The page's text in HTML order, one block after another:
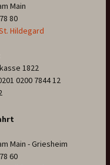
Main
80
Hildegard
1822
0200 7844 12
Main - Griesheim
60